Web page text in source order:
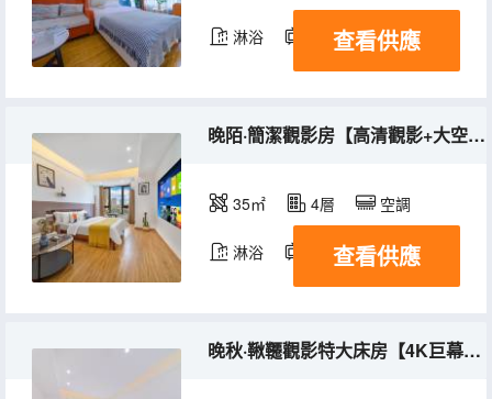
淋浴 電視機 冰箱
查看供應
晚陌·簡潔觀影房【高清觀影+大空間】
35㎡ 4層 空調
淋浴 電視機
查看供應
晚秋·鞦韆觀影特大床房【4K巨幕、特大床帶鞦韆、洗衣機冰箱】